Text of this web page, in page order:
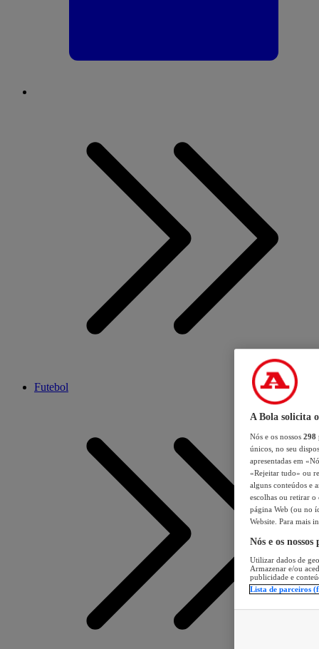
Futebol
A Bola solicita
Nós e os nossos 298
únicos, no seu
apresentadas em
«Rejeitar tudo» ou
alguns conteúdos e
escolhas ou retirar
página Web (ou no
Website. Para mais
Nós e os
Utilizar dados de
Armazenar e/ou
publicidade e
Lista de parceiros